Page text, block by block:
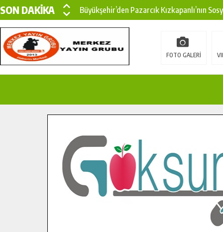
SON DAKİKA
Büyükşehir’den Pazarcık Kızkapanlı’nın
Büyükşehir’den Pazarcık Kırsalına Modern
Çin’den KSÜ’ye Uluslararası Başarı:
İlçe Jandarma Komutanı Karakaya’dan
Bertiz’in Yeni Köprüsünde Sona Doğru.
FOTO GALERİ